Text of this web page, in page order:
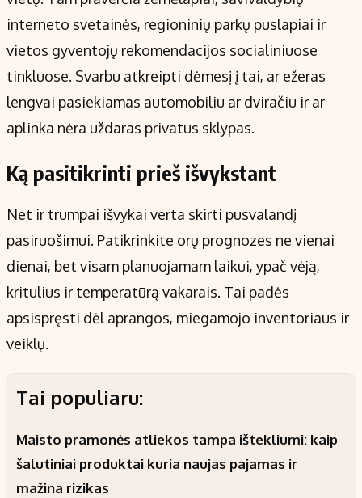
interneto svetainės, regioninių parkų puslapiai ir
vietos gyventojų rekomendacijos socialiniuose
tinkluose. Svarbu atkreipti dėmesį į tai, ar ežeras
lengvai pasiekiamas automobiliu ar dviračiu ir ar
aplinka nėra uždaras privatus sklypas.
Ką pasitikrinti prieš išvykstant
Net ir trumpai išvykai verta skirti pusvalandį
pasiruošimui. Patikrinkite orų prognozes ne vienai
dienai, bet visam planuojamam laikui, ypač vėją,
kritulius ir temperatūrą vakarais. Tai padės
apsispręsti dėl aprangos, miegamojo inventoriaus ir
veiklų.
Tai populiaru:
Maisto pramonės atliekos tampa ištekliumi: kaip
šalutiniai produktai kuria naujas pajamas ir
mažina rizikas